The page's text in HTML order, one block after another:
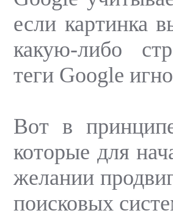
если картинка
какую-либо
теги Google
Вот в
которые для
желании
поисковых